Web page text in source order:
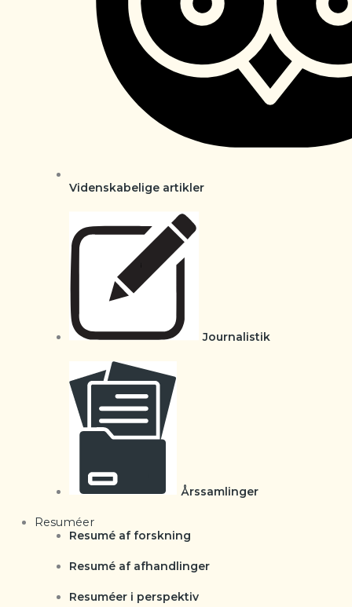
Videnskabelige artikler
Journalistik
Årssamlinger
Resuméer
Resumé af forskning
Resumé af afhandlinger
Resuméer i perspektiv